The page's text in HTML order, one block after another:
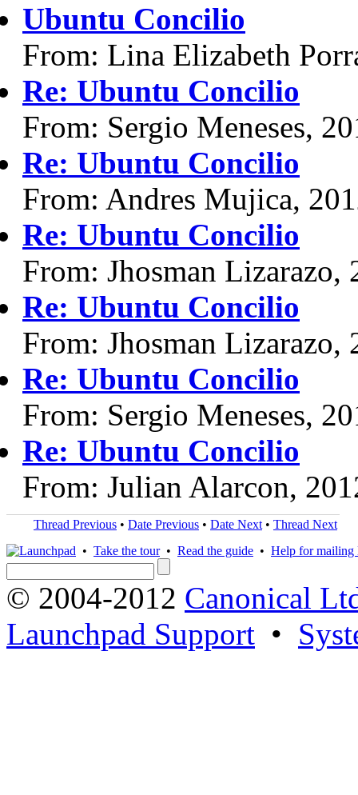
Ubuntu Concilio
From: Lina Elizabeth
Re: Ubuntu Concilio
From: Sergio Meneses,
Re: Ubuntu Concilio
From: Andres Mujica,
Re: Ubuntu Concilio
From: Jhosman Lizarazo,
Re: Ubuntu Concilio
From: Jhosman Lizarazo,
Re: Ubuntu Concilio
From: Sergio Meneses,
Re: Ubuntu Concilio
From: Julian Alarcon,
Thread Previous • Date Previous • Date Next • Thread Next
• Take the tour• Read the guide • Help for mailing
© 2004-2012 Canonical
Launchpad Support •